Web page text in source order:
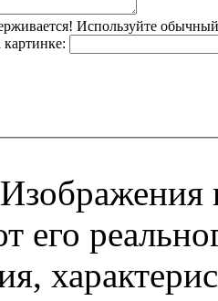
Используйте обычный
Изображения
его